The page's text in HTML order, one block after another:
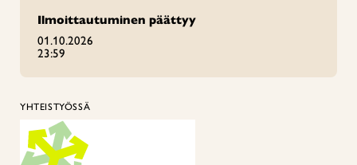
Ilmoittautuminen päättyy
01.10.2026
23:59
YHTEISTYÖSSÄ